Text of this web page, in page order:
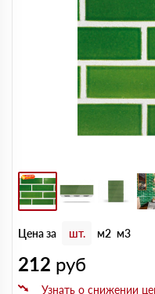
Цена за шт. м2 м3
212 руб